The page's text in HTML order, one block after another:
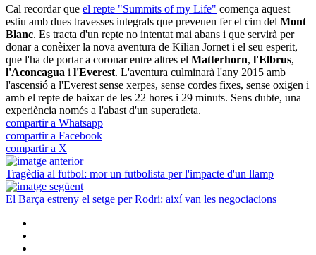
Cal recordar que el repte "Summits of my Life" comença aquest
estiu amb dues travesses integrals que preveuen fer el cim del Mont
Blanc. Es tracta d'un repte no intentat mai abans i que servirà per
donar a conèixer la nova aventura de Kilian Jornet i el seu esperit,
que l'ha de portar a coronar entre altres el Matterhorn, l'Elbrus,
l'Aconcagua i l'Everest. L'aventura culminarà l'any 2015 amb
l'ascensió a l'Everest sense xerpes, sense cordes fixes, sense oxigen i
amb el repte de baixar de les 22 hores i 29 minuts. Sens dubte, una
experiència només a l'abast d'un superatleta.
compartir a Whatsapp
compartir a Facebook
compartir a X
Tragèdia al futbol: mor un futbolista per l'impacte d'un llamp
El Barça estreny el setge per Rodri: així van les negociacions